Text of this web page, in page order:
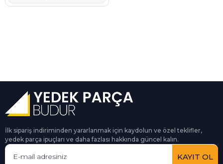
İlk sipariş indiriminden yararlanmak için kaydolun ve özel teklifler,
yedek parça ipuçları ve daha fazlası hakkında güncel kalın.
KAYIT OL